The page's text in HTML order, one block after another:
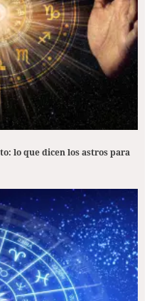
lo que dicen los astros para